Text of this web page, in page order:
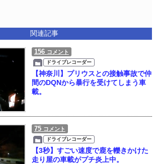
関連記事
156 コメント
ドライブレコーダー
【神奈川】プリウスとの接触事故で仲
間のDQNから暴行を受けてしまう車
載。
75 コメント
ドライブレコーダー
【3秒】すごい速度で鹿を轢きかけた
走り屋の車載がプチ炎上中。